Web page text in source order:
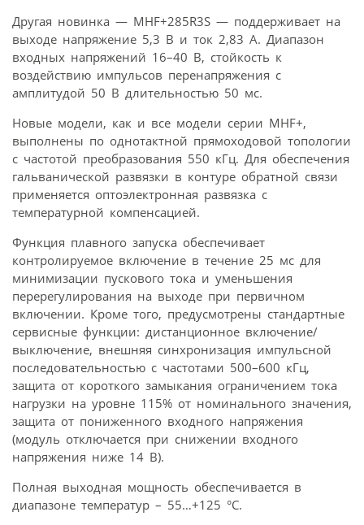
Другая новинка — MHF+285R3S — поддерживает на
выходе напряжение 5,3 В и ток 2,83 A. Диапазон
входных напряжений 16–40 В, стойкость к
воздействию импульсов перенапряжения с
амплитудой 50 В длительностью 50 мс.
Новые модели, как и все модели серии MHF+,
выполнены по однотактной прямоходовой топологии
с частотой преобразования 550 кГц. Для обеспечения
гальванической развязки в контуре обратной связи
применяется оптоэлектронная развязка с
температурной компенсацией.
Функция плавного запуска обеспечивает
контролируемое включение в течение 25 мс для
минимизации пускового тока и уменьшения
перерегулирования на выходе при первичном
включении. Кроме того, предусмотрены стандартные
сервисные функции: дистанционное включение/
выключение, внешняя синхронизация импульсной
последовательностью с частотами 500–600 кГц,
защита от короткого замыкания ограничением тока
нагрузки на уровне 115% от номинального значения,
защита от пониженного входного напряжения
(модуль отключается при снижении входного
напряжения ниже 14 В).
Полная выходная мощность обеспечивается в
диапазоне температур – 55…+125 °C.